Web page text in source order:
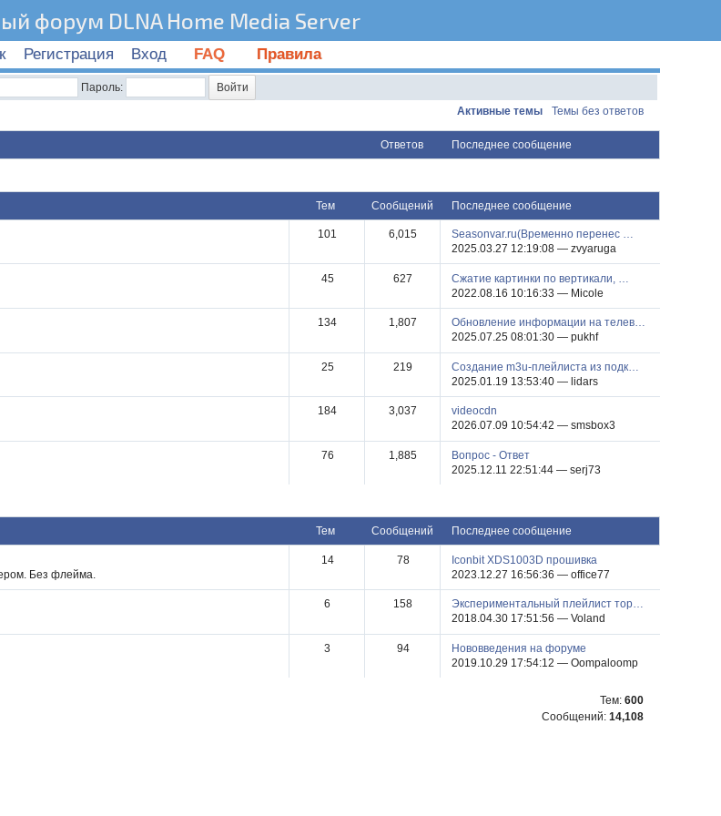
форум DLNA Home Media Server
Регистрация Вход FAQ Правила
Пароль:
Активные темы Темы без ответов
ответов последнее сообщение
тем сообщений последнее сообщение
101 6,015
Seasonvar.ru(Временно перенес …
2025.03.27 12:19:08 — zvyaruga
45 627
Сжатие картинки по вертикали, …
2022.08.16 10:16:33 — Micole
134 1,807
Обновление информации на телев…
2025.07.25 08:01:30 — pukhf
25 219
Создание m3u-плейлиста из подк…
2025.01.19 13:53:40 — lidars
184 3,037
videocdn
2026.07.09 10:54:42 — smsbox3
76 1,885
Вопрос - Ответ
2025.12.11 22:51:44 — serj73
тем сообщений последнее сообщение
Без флейма.
14 78
Iconbit XDS1003D прошивка
2023.12.27 16:56:36 — office77
6 158
Экспериментальный плейлист тор…
2018.04.30 17:51:56 — Voland
3 94
Нововведения на форуме
2019.10.29 17:54:12 — Oompaloomp
Тем: 600
Сообщений: 14,108